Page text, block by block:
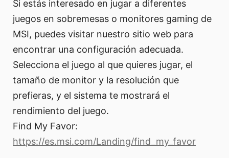
Si estás interesado en jugar a diferentes
juegos en sobremesas o monitores gaming de
MSI, puedes visitar nuestro sitio web para
encontrar una configuración adecuada.
Selecciona el juego al que quieres jugar, el
tamaño de monitor y la resolución que
prefieras, y el sistema te mostrará el
rendimiento del juego.
Find My Favor:
https://es.msi.com/Landing/find_my_favor